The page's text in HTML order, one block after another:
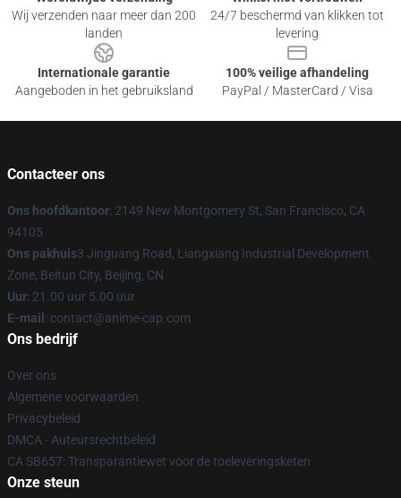
Wij verzenden naar meer dan 200
landen
24/7 beschermd van klikken tot
levering
Internationale garantie
Aangeboden in het gebruiksland
100% veilige afhandeling
PayPal / MasterCard / Visa
Contacteer ons
Ons hoofdkantoor: 2149 New Montgomery St, San Francisco, CA
94105
Ons pakhuis3 Jinguang Road, Liangxiang Industrial Development
Zone, Beitun City, Beijing, CN
Uur: 21.00 uur 5.00 uur
E-mail : contact@anime-cap.com
Ons bedrijf
Over ons
Algemene voorwaarden
Privacybeleid
DMCA - Auteursrechtbeleid
CA SB657: Transparantiewet voor de toeleveringsketen
Onze steun